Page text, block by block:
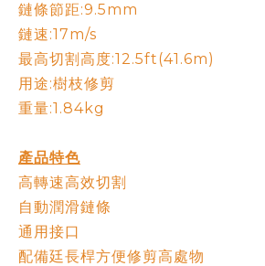
鏈條節距:9.5mm
鏈速:17m/s
最高切割高度:12.5ft(41.6m)
用途:樹枝修剪
重量:1.84kg
產品特色
高轉速高效切割
自動潤滑鏈條
通用接口
配備廷長桿方便修剪高處物